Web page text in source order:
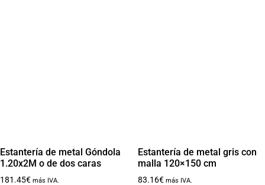
Estantería de metal Góndola
1.20x2M o de dos caras
181.45€ más IVA.
Estantería de metal gris con
malla 120×150 cm
83.16€ más IVA.